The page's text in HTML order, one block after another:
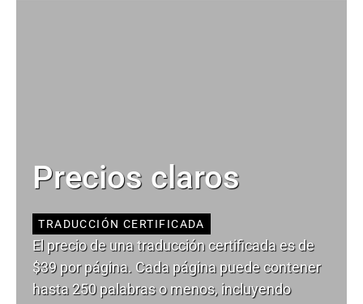
Precios claros
TRADUCCIÓN CERTIFICADA
El precio de una traducción certificada es de
$39 por página. Cada página puede contener
hasta 250 palabras o menos, incluyendo